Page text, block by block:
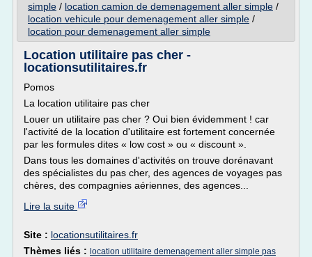
simple / location camion de demenagement aller simple /
location vehicule pour demenagement aller simple /
location pour demenagement aller simple
Location utilitaire pas cher -
locationsutilitaires.fr
Pomos
La location utilitaire pas cher
Louer un utilitaire pas cher ? Oui bien évidemment ! car
l'activité de la location d'utilitaire est fortement concernée
par les formules dites « low cost » ou « discount ».
Dans tous les domaines d'activités on trouve dorénavant
des spécialistes du pas cher, des agences de voyages pas
chères, des compagnies aériennes, des agences...
Lire la suite
Site : locationsutilitaires.fr
Thèmes liés : location utilitaire demenagement aller simple pas